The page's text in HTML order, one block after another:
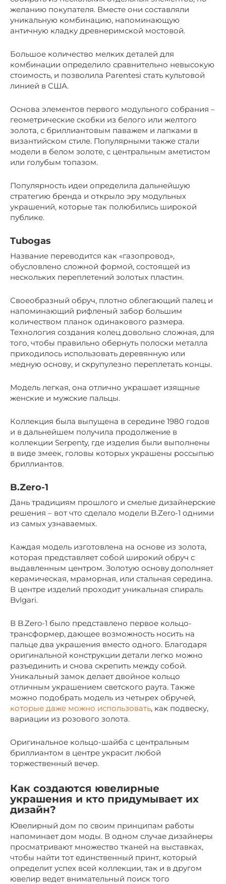
желанию покупателя. Вместе они составляли
уникальную комбинацию, напоминающую
античную кладку древнеримской мостовой.
Большое количество мелких деталей для
комбинации определило сравнительно невысокую
стоимость, и позволила Parentesi стать культовой
линией в США.
Основа элементов первого модульного собрания –
геометрические скобки из белого или желтого
золота, с бриллиантовым паважем и лапками в
византийском стиле. Популярными также стали
модели в белом золоте, с центральным аметистом
или голубым топазом.
Популярность идеи определила дальнейшую
стратегию бренда и открыло эру модульных
украшений, которые так полюбились широкой
публике.
Tubogas
Название переводится как «газопровод»,
обусловлено сложной формой, состоящей из
нескольких переплетений золотых пластин.
Своеобразный обруч, плотно облегающий палец и
напоминающий рифленый забор большим
количеством планок одинакового размера.
Технология создания колец довольно сложная, для
того, чтобы правильно обернуть полоски металла
приходилось использовать деревянную или
медную основу, и скрупулезно переплетать концы.
Модель легкая, она отлично украшает изящные
женские и мужские пальцы.
Коллекция была выпущена в середине 1980 годов
и в дальнейшем получила продолжение в
коллекции Serpenty, где изделия были выполнены
в виде змеек, головы которых украшены россыпью
бриллиантов.
B.Zero-1
Дань традициям прошлого и смелые дизайнерские
решения – вот что сделало модели B.Zero-1 одними
из самых узнаваемых.
Каждая модель изготовлена на основе из золота,
которая представляет собой широкий обруч с
выдавленным центром. Золотую основу дополняет
керамическая, мраморная, или стальная середина.
В центре изделий проходит уникальная спираль
Bvlgari.
В B.Zero-1 было представлено первое кольцо-
трансформер, дающее возможность носить на
пальце два украшения вместо одного. Благодаря
оригинальной конструкции детали легко можно
разъединить и снова скрепить между собой.
Уникальный замок делает двойное кольцо
отличным украшением светского раута. Также
можно подобрать модель из четырех обручей,
которые даже можно использовать, как подвеску,
вариации из розового золота.
Оригинальное кольцо-шайба с центральным
бриллиантом в центре украсит любой
торжественный вечер.
Как создаются ювелирные
украшения и кто придумывает их
дизайн?
Ювелирный дом по своим принципам работы
напоминает дом моды. В одном случае дизайнеры
просматривают множество тканей на выставках,
чтобы найти тот единственный принт, который
определит успех всей коллекции, так и в другом
ювелир ведет внимательный поиск того